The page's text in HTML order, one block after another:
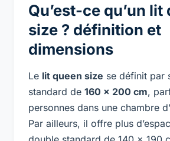
Qu’est-ce qu’un lit
size ? définition et
dimensions
Le lit queen size se définit par
standard de 160 x 200 cm,
personnes dans une chambre
Par ailleurs, il offre plus